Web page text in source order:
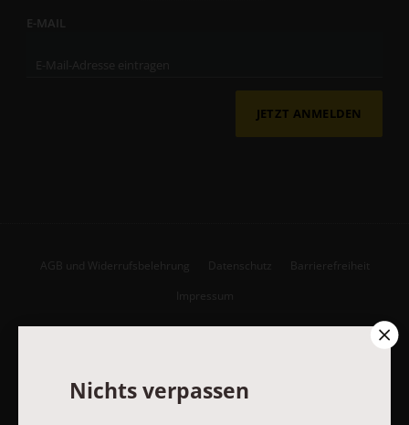
E-MAIL
JETZT ANMELDEN
AGB und Widerrufsbelehrung Datenschutz Barrierefreiheit
Impressum
Nichts verpassen